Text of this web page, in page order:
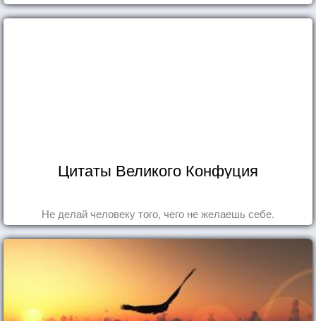
Цитаты Великого Конфуция
Не делай человеку того, чего не желаешь себе.